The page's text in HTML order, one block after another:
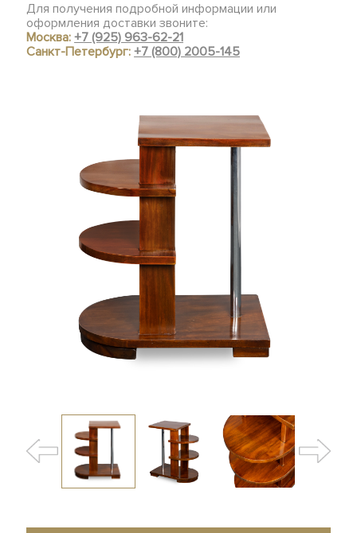
Для получения подробной информации или
оформления доставки звоните:
Москва:+7 (925) 963-62-21
Санкт-Петербург:+7 (800) 2005-145